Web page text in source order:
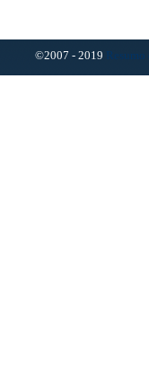
©2007 - 2019